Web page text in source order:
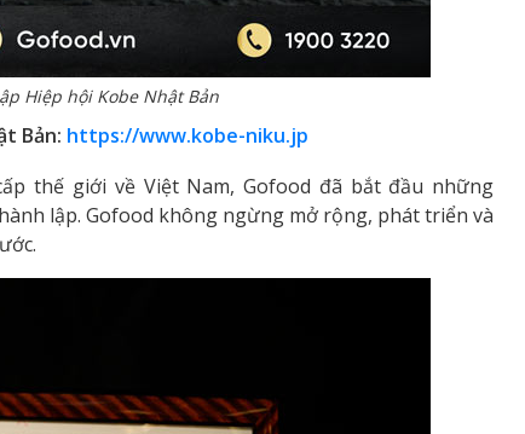
Hiệp hội Kobe Nhật Bản
Bản: https://www.kobe-niku.jp
thế giới về Việt Nam, Gofood đã bắt đầu những
lập. Gofood không ngừng mở rộng, phát triển và